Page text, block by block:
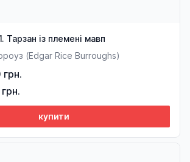
Тарзан із племені мавп
(Edgar Rice Burroughs)
грн.
купити